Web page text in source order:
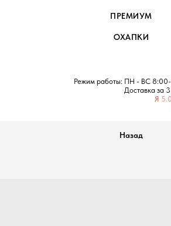
ПРЕМИУМ
ОХАПКИ
Режим работы: ПН - ВС
Доставка за
Я
Назад